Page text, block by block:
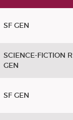
SF GEN
SCIENCE-FICTION R
GEN
SF GEN